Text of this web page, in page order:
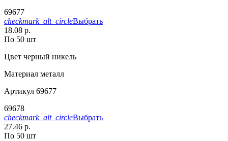
69677
checkmark_alt_circleВыбрать
18.08 р.
По 50 шт
Цвет черный никель
Материал металл
Артикул 69677
69678
checkmark_alt_circleВыбрать
27.46 р.
По 50 шт